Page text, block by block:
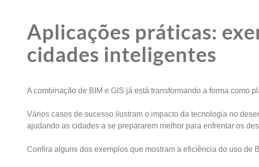
Aplicações práticas:
cidades inteligentes
A combinação de BIM e GIS já está transformando a forma como
Vários casos de sucesso ilustram o impacto da tecnologia no
ajudando as cidades a se prepararem melhor para enfrentar os
Confira alguns dos exemplos que mostram a eficiência do uso de